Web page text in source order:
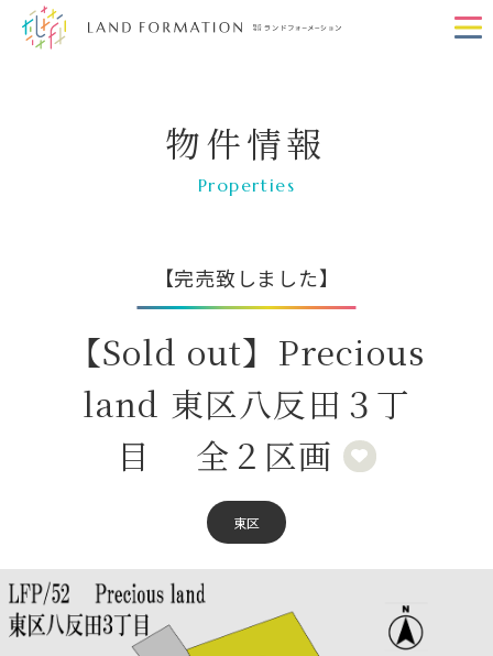
物件情報
Properties
【完売致しました】
【Sold out】Precious
land 東区八反田３丁
目 全２区画
東区